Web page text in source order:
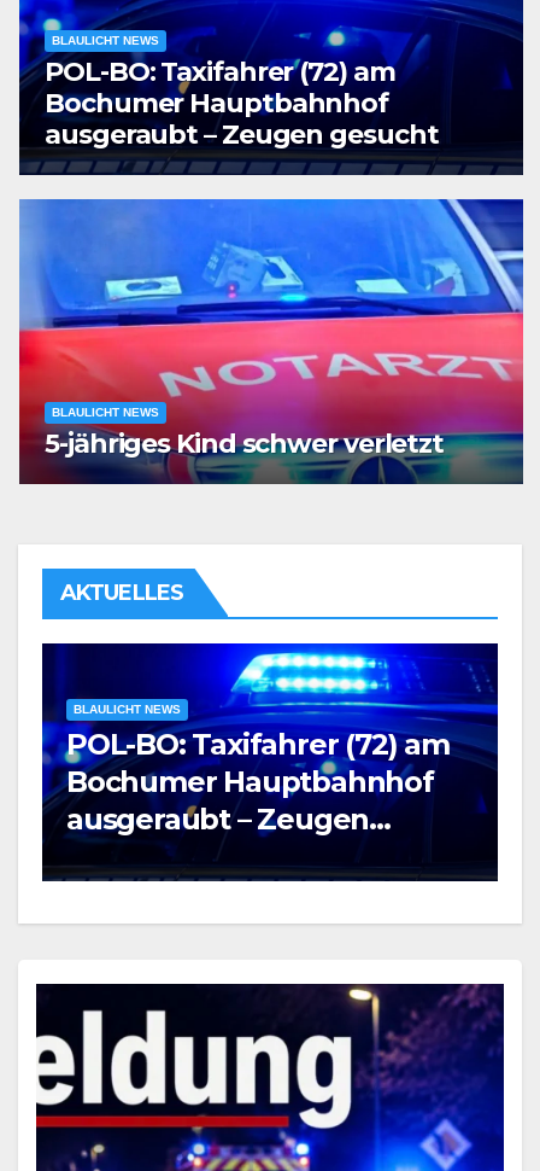
BLAULICHT NEWS
POL-BO: Taxifahrer (72) am
Bochumer Hauptbahnhof
ausgeraubt – Zeugen gesucht
BLAULICHT NEWS
5-jähriges Kind schwer verletzt
AKTUELLES
BLAULICHT NEWS
POL-BO: Taxifahrer (72) am
Bochumer Hauptbahnhof
ausgeraubt – Zeugen
gesucht